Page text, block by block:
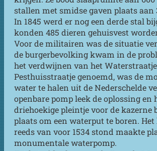
stallen met smidse gaven plaats aan
In 1845 werd er nog een derde stal
konden 485 dieren gehuisvest
Voor de militairen was de situatie
de burgerbevolking kwam in de
het verdwijnen van het
Pesthuisstraatje genoemd, was de
water te halen uit de Nederschelde
openbare pomp leek de oplossing en
driehoekige pleintje voor de kazerne
plaats om een waterput te boren.
reeds van voor 1534 stond maakte
monumentale waterpomp.